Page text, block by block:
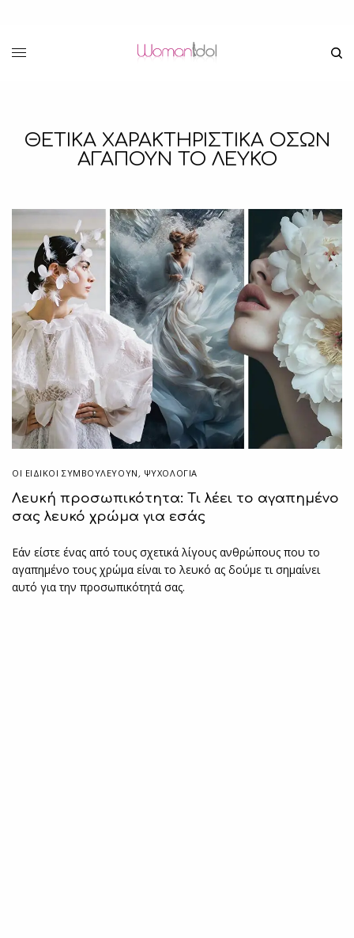
ΘΕΤΙΚΑ ΧΑΡΑΚΤΗΡΙΣΤΙΚΑ ΟΣΩΝ
ΑΓΑΠΟΥΝ ΤΟ ΛΕΥΚΟ
ΟΙ ΕΙΔΙΚΟΊ ΣΥΜΒΟΥΛΕΎΟΥΝ , ΨΥΧΟΛΟΓΙΑ
Λευκή προσωπικότητα: Τι λέει το αγαπημένο
σας λευκό χρώμα για εσάς
Εάν είστε ένας από τους σχετικά λίγους ανθρώπους που το
αγαπημένο τους χρώμα είναι το λευκό ας δούμε τι σημαίνει
αυτό για την προσωπικότητά σας.